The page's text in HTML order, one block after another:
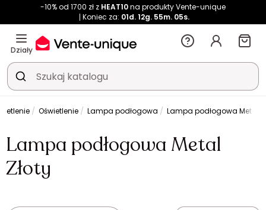
-10% od 1700 zł z HEAT10na produkty Vente-unique
Koniec za: 01d. 12g. 55m. 05s.
Działy
Oświetlenie Lampa podłogowa Lampa podłogowa Metal
Lampa podłogowa Metal
Złoty